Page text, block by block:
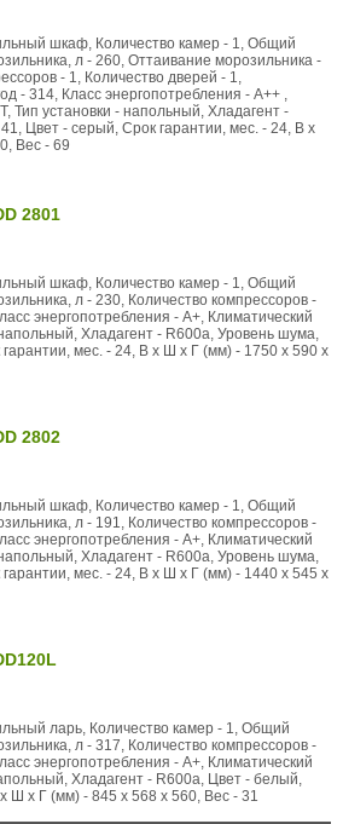
шкаф, Количество камер - 1, Общий
л - 260, Оттаивание морозильника -
- 1, Количество дверей - 1,
- 314, Класс энергопотребления - A++ ,
Тип установки - напольный, Хладагент -
Цвет - серый, Срок гарантии, мес. - 24, В x
Вес - 69
2801
шкаф, Количество камер - 1, Общий
л - 230, Количество компрессоров -
энергопотребления - А+, Климатический
Хладагент - R600a, Уровень шума,
мес. - 24, В x Ш x Г (мм) - 1750 x 590 x
2802
шкаф, Количество камер - 1, Общий
л - 191, Количество компрессоров -
энергопотребления - А+, Климатический
Хладагент - R600a, Уровень шума,
мес. - 24, В x Ш x Г (мм) - 1440 x 545 x
ларь, Количество камер - 1, Общий
л - 317, Количество компрессоров -
энергопотребления - А+, Климатический
Хладагент - R600a, Цвет - белый,
Ш x Г (мм) - 845 x 568 x 560, Вес - 31